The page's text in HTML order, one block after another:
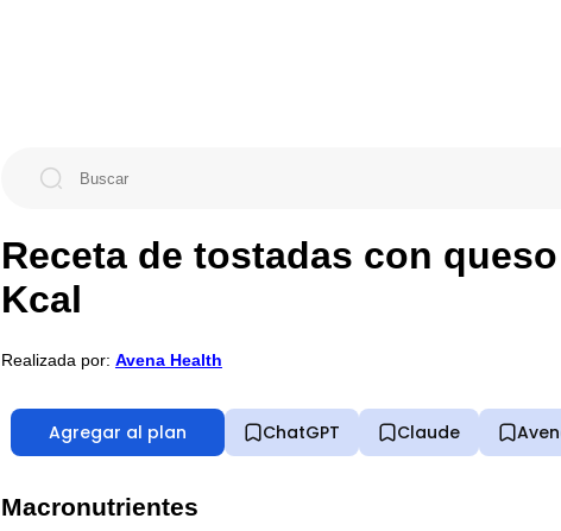
Receta de tostadas con
Kcal
Realizada por: Avena Health
Agregar al plan ChatGPT Claude
Macronutrientes